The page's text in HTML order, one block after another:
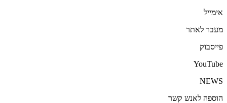
אימייל
מעבר לאתר
פייסבוק
YouTube
NEWS
הוספה לאנש קשר